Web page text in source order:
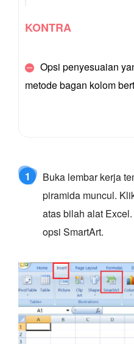
KONTRA
Opsi penyesuaian
metode bagan kolom
1
Buka lembar kerja
piramida muncul.
atas bilah alat
opsi SmartArt.